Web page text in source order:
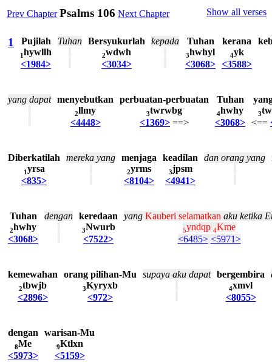
Prev Chapter Psalms 106 Next Chapter Show all verses
1 Pujilah
1hywllh
<1984>
Tuhan Bersyukurlah
2wdwh
<3034>
kepada Tuhan
3hwhyl
<3068>
kerana
4yk
<3588>
yang dapat menyebutkan
2llmy
<4448>
perbuatan-perbuatan
3twrwbg
<1369> ==>
Tuhan
4hwhy
<3068>
3
<==
Diberkatilah
1yrsa
<835>
mereka yang menjaga
2yrms
<8104>
keadilan
3jpsm
<4941>
dan orang yang
Tuhan
2hwhy
<3068>
dengan keredaan
3Nwurb
<7522>
yang Kauberi selamatkan aku ketika
5yndqp 4Kme
<6485> <5971>
kemewahan
2tbwjb
<2896>
orang pilihan-Mu
3Kyryxb
<972>
supaya aku dapat bergembira
4xmvl
<8055>
dengan
8Me
<5973>
warisan-Mu
9Ktlxn
<5159>